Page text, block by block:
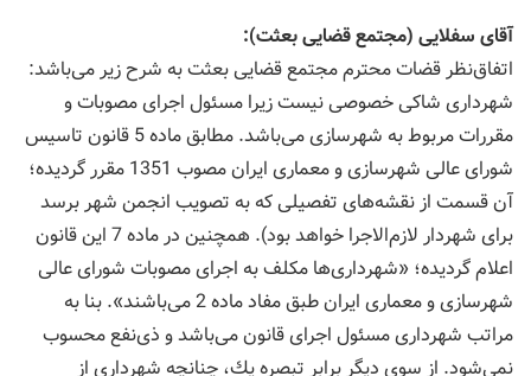
آقای سفلایی (مجتمع قضایی بعثت):
اتفاق‌نظر قضات محترم مجتمع قضایی بعثت به شرح زیر می‌باشد:
شهرداری شاكی خصوصی نیست زیرا مسئول اجرای مصوبات و
مقررات مربوط به شهرسازی می‌باشد. مطابق ماده 5 قانون تاسیس
شورای عالی شهرسازی و معماری ایران مصوب 1351 مقرر گردیده؛
آن قسمت از نقشه‌های تفصیلی كه به تصویب انجمن شهر برسد
برای شهردار لازم‌الاجرا خواهد بود). همچنین در ماده 7 این قانون
اعلام گردیده؛ «شهرداری‌ها مكلف به اجرای مصوبات شورای عالی
شهرسازی و معماری ایران طبق مفاد ماده 2 می‌باشند». بنا به
مراتب شهرداری مسئول اجرای قانون می‌باشد و ذی‌نفع محسوب
نمی‌شود. از سوی دیگر برابر تبصره یك، چنانچه شهرداری از